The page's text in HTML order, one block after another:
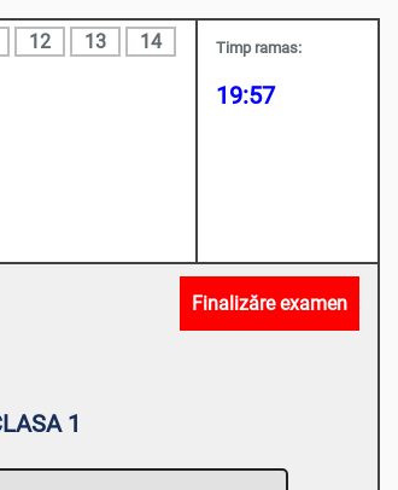
12 13
14
Timp ramas:
19:56
Finalizăre examen
1